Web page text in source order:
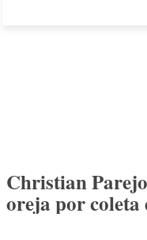
Christian
oreja por coleta